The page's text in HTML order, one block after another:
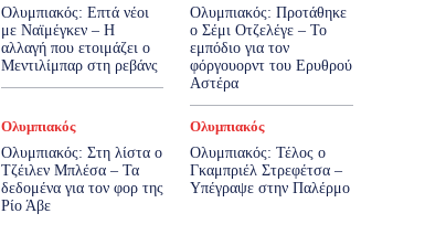
Ολυμπιακός: Επτά νέοι
με Ναϊμέγκεν – Η
αλλαγή που ετοιμάζει ο
Μεντιλίμπαρ στη ρεβάνς
Ολυμπιακός: Προτάθηκε
ο Σέμι Οτζελέγε – Το
εμπόδιο για τον
φόργουορντ του Ερυθρού
Αστέρα
Ολυμπιακός
Ολυμπιακός: Στη λίστα ο
Τζέιλεν Μπλέσα – Τα
δεδομένα για τον φορ της
Ρίο Άβε
Ολυμπιακός
Ολυμπιακός: Τέλος ο
Γκαμπριέλ Στρεφέτσα –
Υπέγραψε στην Παλέρμο